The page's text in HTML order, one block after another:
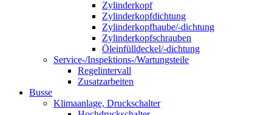
Zylinderkopf
Zylinderkopfdichtung
Zylinderkopfhaube/-dichtung
Zylinderkopfschrauben
Öleinfülldeckel/-dichtung
Service-/Inspektions-/Wartungsteile
Regelintervall
Zusatzarbeiten
Busse
Klimaanlage, Druckschalter